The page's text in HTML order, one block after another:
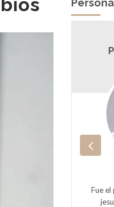
Aires
Fue el